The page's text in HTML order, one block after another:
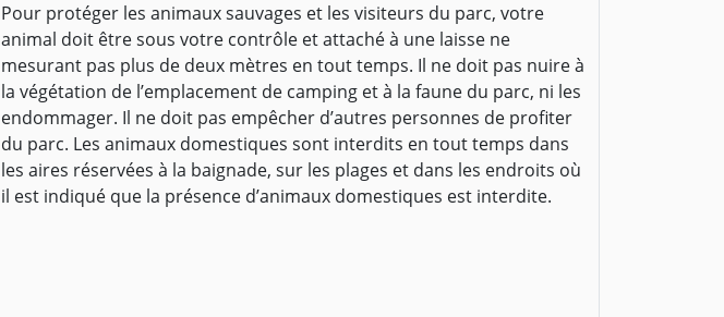
Pour protéger les animaux sauvages et les visiteurs du parc, votre
animal doit être sous votre contrôle et attaché à une laisse ne
mesurant pas plus de deux mètres en tout temps. Il ne doit pas nuire à
la végétation de l’emplacement de camping et à la faune du parc, ni les
endommager. Il ne doit pas empêcher d’autres personnes de profiter
du parc. Les animaux domestiques sont interdits en tout temps dans
les aires réservées à la baignade, sur les plages et dans les endroits où
il est indiqué que la présence d’animaux domestiques est interdite.